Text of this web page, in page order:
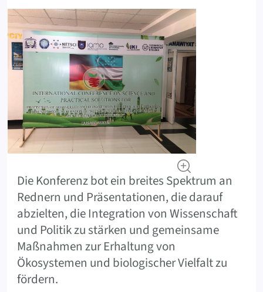
Die Konferenz bot ein breites Spektrum an
Rednern und Präsentationen, die darauf
abzielten, die Integration von Wissenschaft
und Politik zu stärken und gemeinsame
Maßnahmen zur Erhaltung von
Ökosystemen und biologischer Vielfalt zu
fördern.